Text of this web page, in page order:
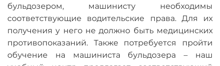
бульдозером, машинисту необходимы
соответствующие водительские права. Для их
получения у него не должно быть медицинских
противопоказаний. Также потребуется пройти
обучение на машиниста бульдозера – наш